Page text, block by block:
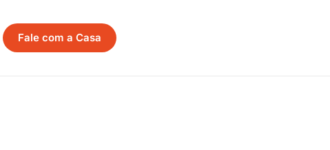
Fale com a Casa